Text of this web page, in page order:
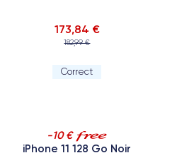
173,84 €
182,99 €
Correct
-10 €
iPhone 11 128 Go Noir